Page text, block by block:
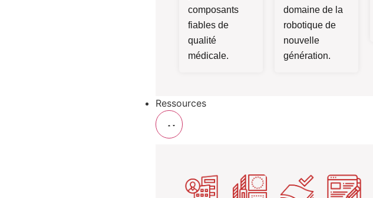
composants
fiables de
qualité
médicale.
domaine de la
robotique de
nouvelle
génération.
Ressources